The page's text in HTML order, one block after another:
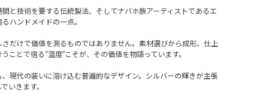
と技術を要する伝統製法、そしてナバホ族アーティストであるエ
ハンドメイドの一点。
だけで価値を測るものではありません。素材選びから成形、仕上
ことで宿る“温度”こそが、その価値を物語っています。
現代の装いに溶け込む普遍的なデザイン。シルバーの輝きが主張
いきます。